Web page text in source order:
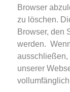
Browser
zu löschen.
Browser, den
werden.
ausschließen,
unserer